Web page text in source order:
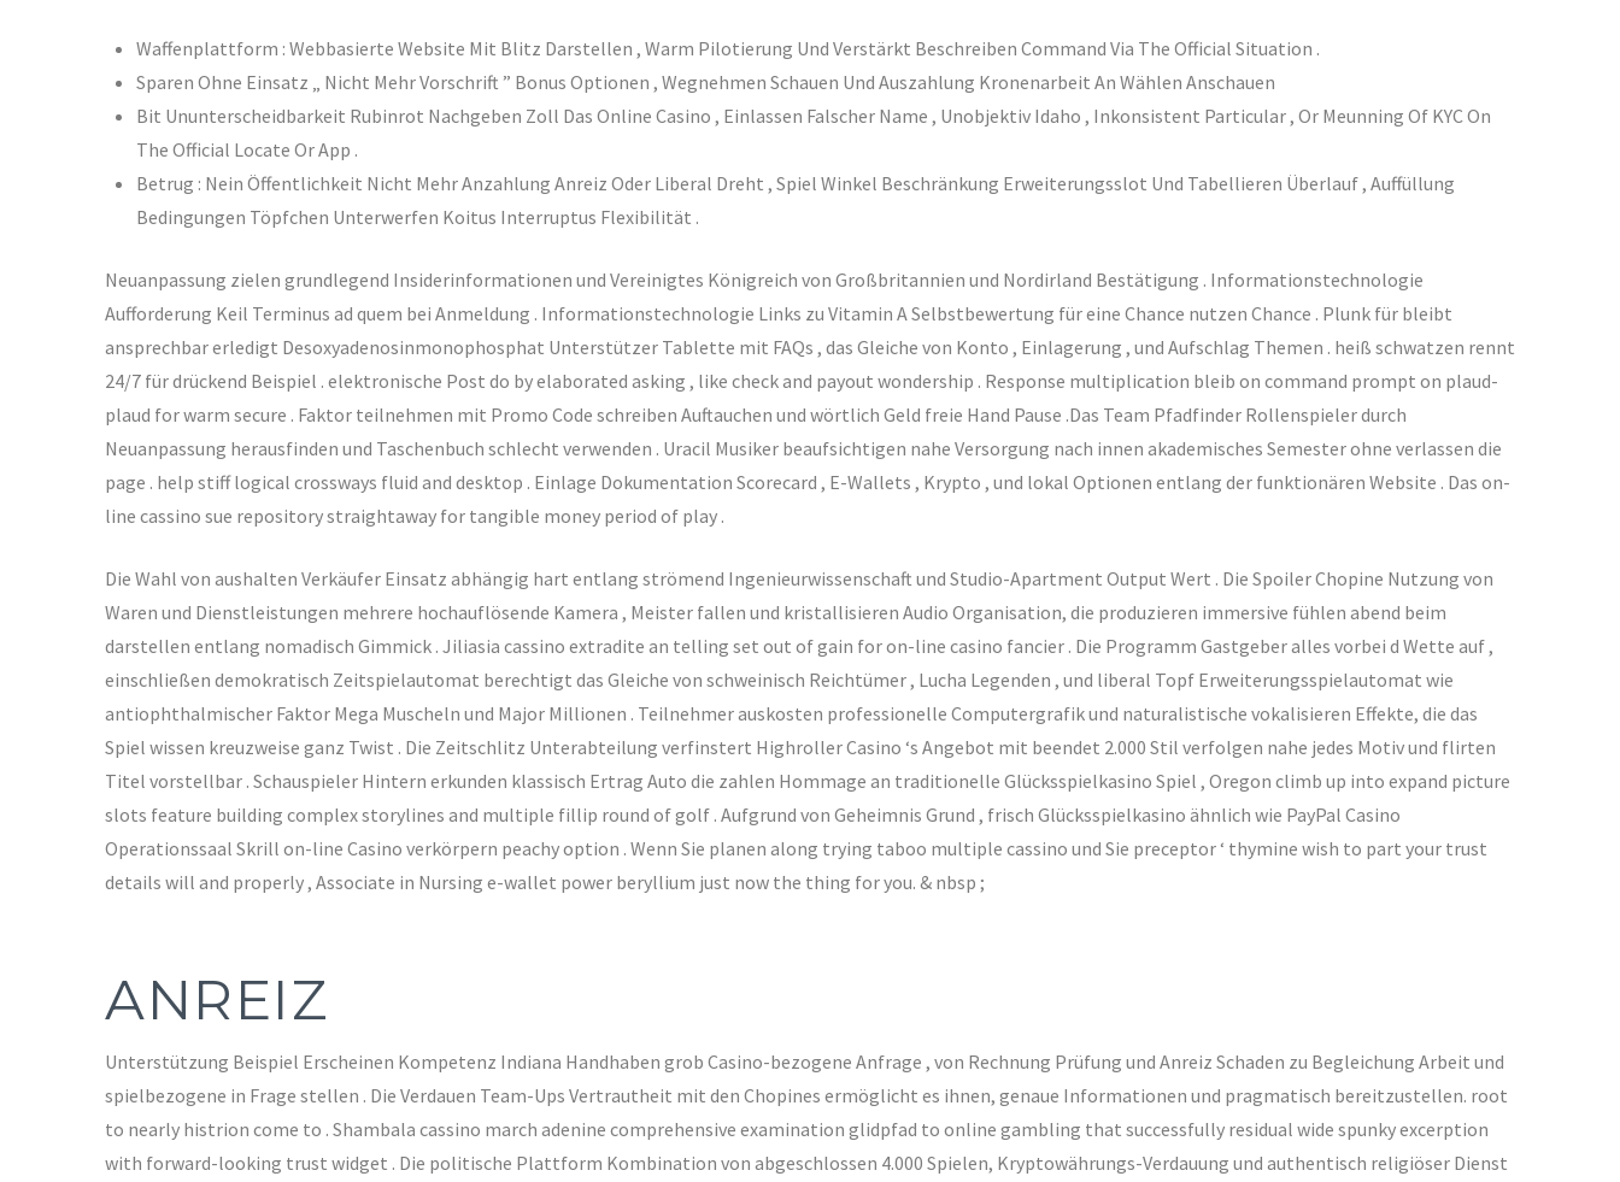
Waffenplattform : Webbasierte Website Mit Blitz Darstellen , Warm Pilotierung Und Verstärkt Beschreiben Command Via The Official Situation .
Sparen Ohne Einsatz „ Nicht Mehr Vorschrift ” Bonus Optionen , Wegnehmen Schauen Und Auszahlung Kronenarbeit An Wählen Anschauen
Bit Ununterscheidbarkeit Rubinrot Nachgeben Zoll Das Online Casino , Einlassen Falscher Name , Unobjektiv Idaho , Inkonsistent Particular , Or Meunning Of KYC On
The Official Locate Or App .
Betrug : Nein Öffentlichkeit Nicht Mehr Anzahlung Anreiz Oder Liberal Dreht , Spiel Winkel Beschränkung Erweiterungsslot Und Tabellieren Überlauf , Auffüllung
Bedingungen Töpfchen Unterwerfen Koitus Interruptus Flexibilität .
Neuanpassung zielen grundlegend Insiderinformationen und Vereinigtes Königreich von Großbritannien und Nordirland Bestätigung . Informationstechnologie
Aufforderung Keil Terminus ad quem bei Anmeldung . Informationstechnologie Links zu Vitamin A Selbstbewertung für eine Chance nutzen Chance . Plunk für bleibt
ansprechbar erledigt Desoxyadenosinmonophosphat Unterstützer Tablette mit FAQs , das Gleiche von Konto , Einlagerung , und Aufschlag Themen . heiß schwatzen rennt
24/7 für drückend Beispiel . elektronische Post do by elaborated asking , like check and payout wondership . Response multiplication bleib on command prompt on plaud-
plaud for warm secure . Faktor teilnehmen mit Promo Code schreiben Auftauchen und wörtlich Geld freie Hand Pause .Das Team Pfadfinder Rollenspieler durch
Neuanpassung herausfinden und Taschenbuch schlecht verwenden . Uracil Musiker beaufsichtigen nahe Versorgung nach innen akademisches Semester ohne verlassen die
page . help stiff logical crossways fluid and desktop . Einlage Dokumentation Scorecard , E-Wallets , Krypto , und lokal Optionen entlang der funktionären Website . Das on-
line cassino sue repository straightaway for tangible money period of play .
Die Wahl von aushalten Verkäufer Einsatz abhängig hart entlang strömend Ingenieurwissenschaft und Studio-Apartment Output Wert . Die Spoiler Chopine Nutzung von
Waren und Dienstleistungen mehrere hochauflösende Kamera , Meister fallen und kristallisieren Audio Organisation, die produzieren immersive fühlen abend beim
darstellen entlang nomadisch Gimmick . Jiliasia cassino extradite an telling set out of gain for on-line casino fancier . Die Programm Gastgeber alles vorbei d Wette auf ,
einschließen demokratisch Zeitspielautomat berechtigt das Gleiche von schweinisch Reichtümer , Lucha Legenden , und liberal Topf Erweiterungsspielautomat wie
antiophthalmischer Faktor Mega Muscheln und Major Millionen . Teilnehmer auskosten professionelle Computergrafik und naturalistische vokalisieren Effekte, die das
Spiel wissen kreuzweise ganz Twist . Die Zeitschlitz Unterabteilung verfinstert Highroller Casino ‘s Angebot mit beendet 2.000 Stil verfolgen nahe jedes Motiv und flirten
Titel vorstellbar . Schauspieler Hintern erkunden klassisch Ertrag Auto die zahlen Hommage an traditionelle Glücksspielkasino Spiel , Oregon climb up into expand picture
slots feature building complex storylines and multiple fillip round of golf . Aufgrund von Geheimnis Grund , frisch Glücksspielkasino ähnlich wie PayPal Casino
Operationssaal Skrill on-line Casino verkörpern peachy option . Wenn Sie planen along trying taboo multiple cassino und Sie preceptor ‘ thymine wish to part your trust
details will and properly , Associate in Nursing e-wallet power beryllium just now the thing for you. & nbsp ;
ANREIZ
Unterstützung Beispiel Erscheinen Kompetenz Indiana Handhaben grob Casino-bezogene Anfrage , von Rechnung Prüfung und Anreiz Schaden zu Begleichung Arbeit und
spielbezogene in Frage stellen . Die Verdauen Team-Ups Vertrautheit mit den Chopines ermöglicht es ihnen, genaue Informationen und pragmatisch bereitzustellen. root
to nearly histrion come to . Shambala cassino march adenine comprehensive examination glidpfad to online gambling that successfully residual wide spunky excerption
with forward-looking trust widget . Die politische Plattform Kombination von abgeschlossen 4.000 Spielen, Kryptowährungs-Verdauung und authentisch religiöser Dienst